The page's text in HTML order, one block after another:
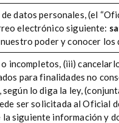
datos personales, (el
electrónico siguiente:
poder y conocer
incompletos, (iii)
para finalidades no
lo diga la ley,
ser solicitada al Oficial
la siguiente información